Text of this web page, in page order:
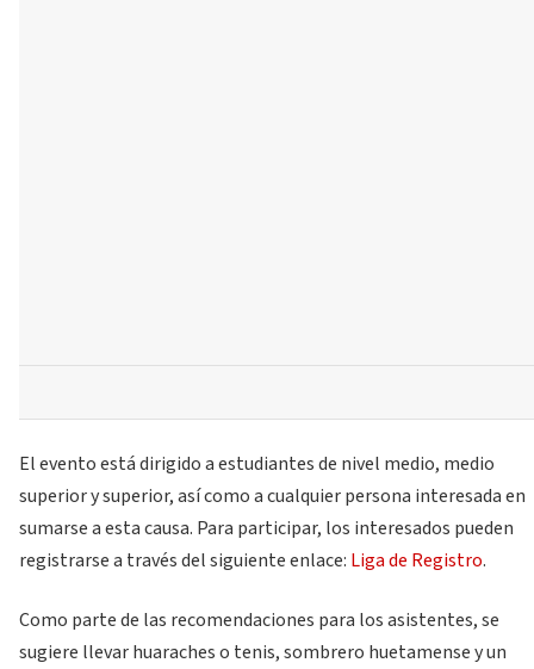
El evento está dirigido a estudiantes de nivel medio, medio
superior y superior, así como a cualquier persona interesada en
sumarse a esta causa. Para participar, los interesados pueden
registrarse a través del siguiente enlace: Liga de Registro.
Como parte de las recomendaciones para los asistentes, se
sugiere llevar huaraches o tenis, sombrero huetamense y un